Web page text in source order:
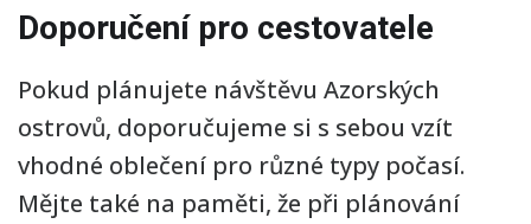
Doporučení pro cestovatele
Pokud plánujete návštěvu Azorských
ostrovů, doporučujeme si s sebou vzít
vhodné oblečení pro různé typy počasí.
Mějte také na paměti, že při plánování